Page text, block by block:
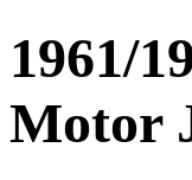
1961/
Motor